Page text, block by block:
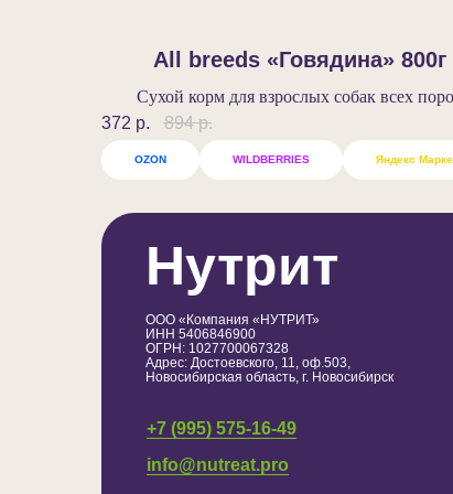
All breeds «Говядина»‎ 800г
Сухой корм для взрослых собак всех
372 р. 894 р.
OZON WILDBERRIES Яндекс
Нутрит
+7 (995) 575-16-49
info@nutreat.pro
ООО «Компания «НУТРИТ»
ИНН 5406846900
ОГРН: 1027700067328
Адрес: Достоевского, 11, оф.503,
Новосибирская область, г. Новосибирск